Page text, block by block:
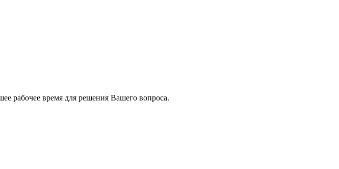
рабочее время для решения Вашего вопроса.